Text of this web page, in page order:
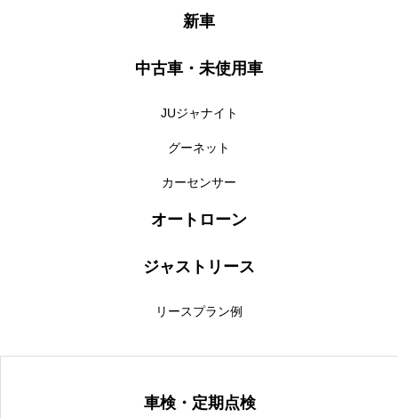
新車
中古車・未使用車
JUジャナイト
グーネット
カーセンサー
オートローン
ジャストリース
リースプラン例
車検・定期点検